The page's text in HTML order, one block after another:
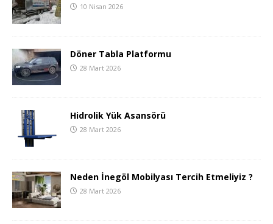
10 Nisan 2026
Döner Tabla Platformu
28 Mart 2026
Hidrolik Yük Asansörü
28 Mart 2026
Neden İnegöl Mobilyası Tercih Etmeliyiz ?
28 Mart 2026